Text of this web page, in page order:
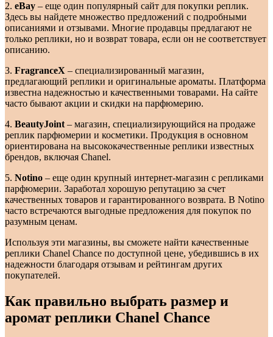
2. eBay – еще один популярный сайт для покупки реплик.
Здесь вы найдете множество предложений с подробными
описаниями и отзывами. Многие продавцы предлагают не
только реплики, но и возврат товара, если он не соответствует
описанию.
3. FragranceX – специализированный магазин,
предлагающий реплики и оригинальные ароматы. Платформа
известна надежностью и качественными товарами. На сайте
часто бывают акции и скидки на парфюмерию.
4. BeautyJoint – магазин, специализирующийся на продаже
реплик парфюмерии и косметики. Продукция в основном
ориентирована на высококачественные реплики известных
брендов, включая Chanel.
5. Notino – еще один крупный интернет-магазин с репликами
парфюмерии. Заработал хорошую репутацию за счет
качественных товаров и гарантированного возврата. В Notino
часто встречаются выгодные предложения для покупок по
разумным ценам.
Используя эти магазины, вы сможете найти качественные
реплики Chanel Chance по доступной цене, убедившись в их
надежности благодаря отзывам и рейтингам других
покупателей.
Как правильно выбрать размер и
аромат реплики Chanel Chance